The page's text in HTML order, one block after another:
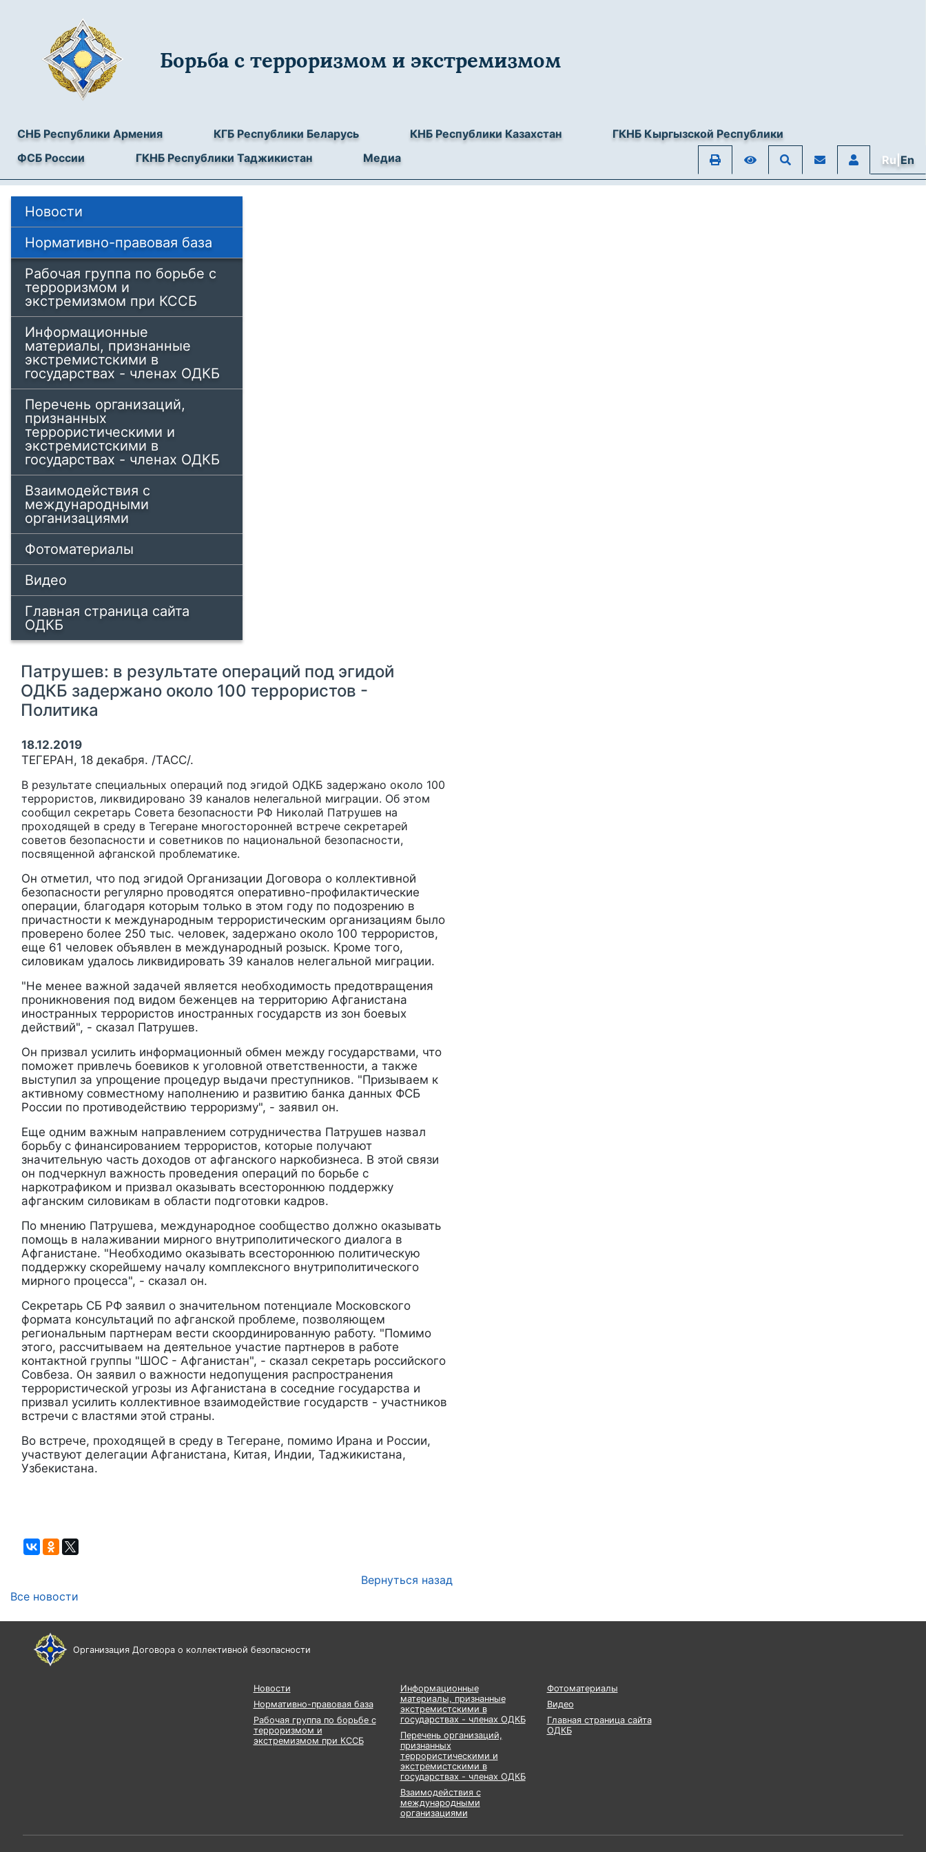
Борьба с терроризмом и экстремизмом
СНБ Республики Армения КГБ Республики Беларусь КНБ Республики Казахстан
ГКНБ Кыргызской Республики
ФСБ России
ГКНБ Республики Таджикистан Медиа Ru|En
Новости
Нормативно-правовая база
Рабочая группа по борьбе с
терроризмом и
экстремизмом при КССБ
Информационные
материалы, признанные
экстремистскими в
государствах - членах ОДКБ
Перечень организаций,
признанных
террористическими и
экстремистскими в
государствах - членах ОДКБ
Взаимодействия с
международными
организациями
Фотоматериалы
Видео
Главная страница сайта
ОДКБ
Патрушев: в результате операций под эгидой
ОДКБ задержано около 100 террористов -
Политика
18.12.2019
ТЕГЕРАН, 18 декабря. /ТАСС/.
В результате специальных операций под эгидой ОДКБ задержано около 100
террористов, ликвидировано 39 каналов нелегальной миграции. Об этом
сообщил секретарь Совета безопасности РФ Николай Патрушев на
проходящей в среду в Тегеране многосторонней встрече секретарей
советов безопасности и советников по национальной безопасности,
посвященной афганской проблематике.
Он отметил, что под эгидой Организации Договора о коллективной
безопасности регулярно проводятся оперативно-профилактические
операции, благодаря которым только в этом году по подозрению в
причастности к международным террористическим организациям было
проверено более 250 тыс. человек, задержано около 100 террористов,
еще 61 человек объявлен в международный розыск. Кроме того,
силовикам удалось ликвидировать 39 каналов нелегальной миграции.
"Не менее важной задачей является необходимость предотвращения
проникновения под видом беженцев на территорию Афганистана
иностранных террористов иностранных государств из зон боевых
действий", - сказал Патрушев.
Он призвал усилить информационный обмен между государствами, что
поможет привлечь боевиков к уголовной ответственности, а также
выступил за упрощение процедур выдачи преступников. "Призываем к
активному совместному наполнению и развитию банка данных ФСБ
России по противодействию терроризму", - заявил он.
Еще одним важным направлением сотрудничества Патрушев назвал
борьбу с финансированием террористов, которые получают
значительную часть доходов от афганского наркобизнеса. В этой связи
он подчеркнул важность проведения операций по борьбе с
наркотрафиком и призвал оказывать всестороннюю поддержку
афганским силовикам в области подготовки кадров.
По мнению Патрушева, международное сообщество должно оказывать
помощь в налаживании мирного внутриполитического диалога в
Афганистане. "Необходимо оказывать всестороннюю политическую
поддержку скорейшему началу комплексного внутриполитического
мирного процесса", - сказал он.
Секретарь СБ РФ заявил о значительном потенциале Московского
формата консультаций по афганской проблеме, позволяющем
региональным партнерам вести скоординированную работу. "Помимо
этого, рассчитываем на деятельное участие партнеров в работе
контактной группы "ШОС - Афганистан", - сказал секретарь российского
Совбеза. Он заявил о важности недопущения распространения
террористической угрозы из Афганистана в соседние государства и
призвал усилить коллективное взаимодействие государств - участников
встречи с властями этой страны.
Во встрече, проходящей в среду в Тегеране, помимо Ирана и России,
участвуют делегации Афганистана, Китая, Индии, Таджикистана,
Узбекистана.
Вернуться назад
Все новости
Организация Договора о коллективной безопасности
Новости
Нормативно-правовая база
Рабочая группа по борьбе с
терроризмом и
экстремизмом при КССБ
Информационные
материалы, признанные
экстремистскими в
государствах - членах ОДКБ
Перечень организаций,
признанных
террористическими и
экстремистскими в
государствах - членах ОДКБ
Взаимодействия с
международными
организациями
Фотоматериалы
Видео
Главная страница сайта
ОДКБ